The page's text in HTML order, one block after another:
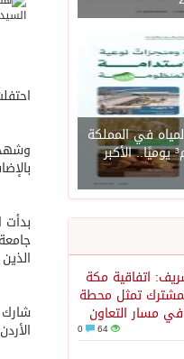
في المملكة
تتجاوز 16 مليون م³ يوميًا.. الأكبر
اتفاقية مكة
تمثل محطة
مسار التعاون
64
بدأت
شارك